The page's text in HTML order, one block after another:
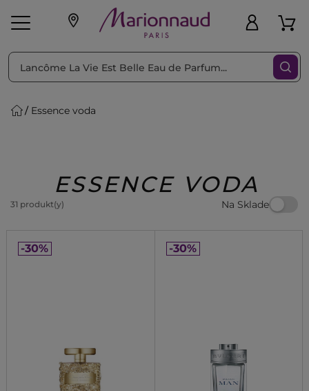
pleť Líčenie
Beauty
Essence voda
ESSENCE VODA
31 produkt(y) Na Sklade
Triediť podľa Filtrovať
-30% -30%